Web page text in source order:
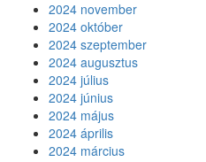
2024 november
2024 október
2024 szeptember
2024 augusztus
2024 július
2024 június
2024 május
2024 április
2024 március